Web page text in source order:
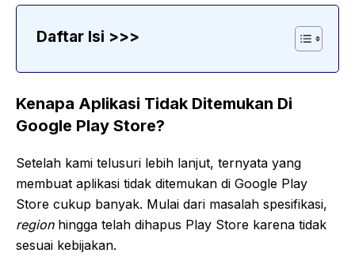
Daftar Isi >>>
Kenapa Aplikasi Tidak Ditemukan Di
Google Play Store?
Setelah kami telusuri lebih lanjut, ternyata yang
membuat aplikasi tidak ditemukan di Google Play
Store cukup banyak. Mulai dari masalah spesifikasi,
regionhingga telah dihapus Play Store karena tidak
sesuai kebijakan.